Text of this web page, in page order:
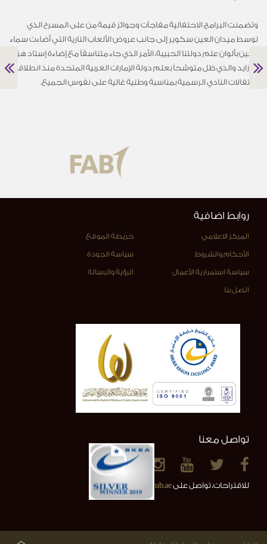
وتضمنت البرامج الاحتفالية مفاجآت وجوائز قيمة من على المسرح الذي
توسط ميدان العين سكوير إلى جانب عروض الألعاب النارية التي أضاءت سماء
العين بألوان علم دولتنا الحبيبة، الأمر الذي جاء متناسقاً مع إضاءة إستاد هزاع
بن زايد والذي ظل متوشحاً بعلم دولة الإمارات العربية المتحدة منذ انطلاقة
احتفالات النادي الرسمية بمناسبة وطنية غالية على نفوس الجميع.
روابط اضافية
المركز الاعلامي خريطة الموقع
الأحكام والشروط سياسة الجودة
سياسة استمرارية الأعمال الرؤية والرسالة
اتصل بنا
تواصل معنا
للاقتراحات، تواصل علىinfo@alainclub.ae